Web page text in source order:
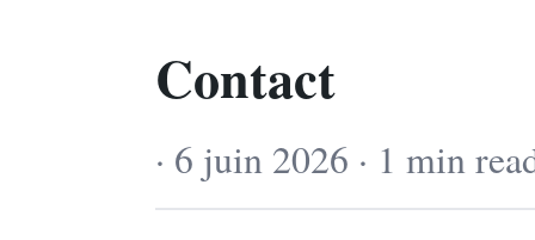
Contact
· 6 juin 2026 · 1 min